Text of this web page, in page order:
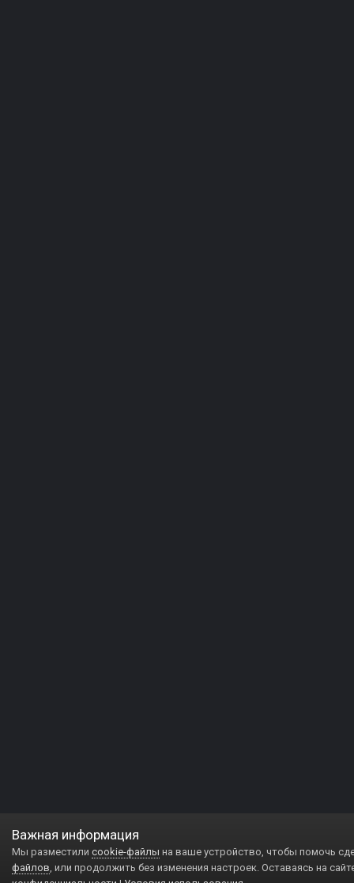
Важная информация
Мы разместили cookie-файлы на ваше устройство, чтобы помочь
файлов, или продолжить без изменения настроек. Оставаясь на